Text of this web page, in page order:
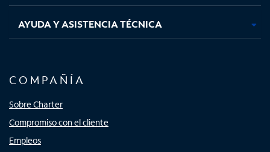
AYUDA Y ASISTENCIA TÉCNICA
COMPAÑÍA
Sobre Charter
Compromiso con el cliente
Empleos